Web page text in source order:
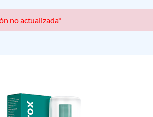
no actualizada*